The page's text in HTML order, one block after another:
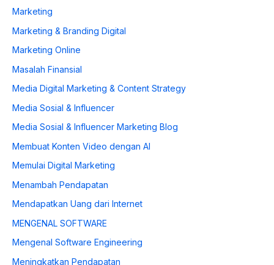
Marketing
Marketing & Branding Digital
Marketing Online
Masalah Finansial
Media Digital Marketing & Content Strategy
Media Sosial & Influencer
Media Sosial & Influencer Marketing Blog
Membuat Konten Video dengan AI
Memulai Digital Marketing
Menambah Pendapatan
Mendapatkan Uang dari Internet
MENGENAL SOFTWARE
Mengenal Software Engineering
Meningkatkan Pendapatan